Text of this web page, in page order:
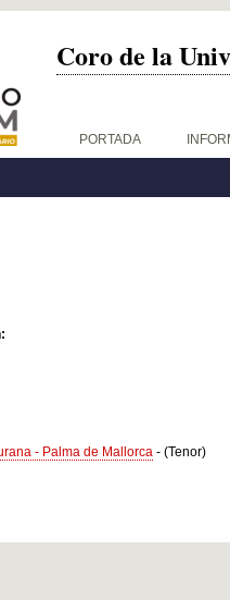
Coro de la
PORTADA
- Palma de Mallorca - (Tenor)